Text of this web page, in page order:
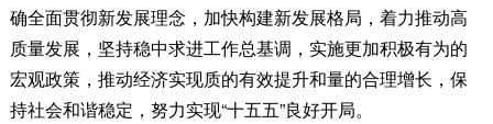
确全面贯彻新发展理念，加快构建新发展格局，着力推动高
质量发展，坚持稳中求进工作总基调，实施更加积极有为的
宏观政策，推动经济实现质的有效提升和量的合理增长，保
持社会和谐稳定，努力实现“十五五”良好开局。